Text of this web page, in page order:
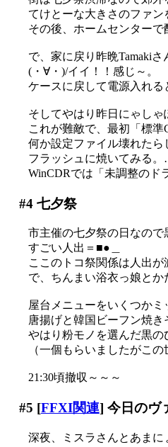
てけとーな大きさのファン
その後、ホームセンターで
で、家に戻り昨晩Tamaki
(・∀・)/イイ！！感じ～。
ケースに戻して電源入れる
そしてやはり昨日にゃしゃ
これが難敵で、最初「標
何か設定ファイル壊れたら
フラッシュに焼いてみる
WinCDRでは「未調整のド
#4七夕祭
市主催の七夕祭の日なので
すごい人出＝■●＿
ここのトコ祭関係は人出が
で、ちんまい浴衣っ娘とか
屋台メニューをいくつか
唐揚げと韓国ビーフン焼き
やはり粉モノを選んだ黒
（一個もらいましたがこ
21:30頃撤収～～～
#5 [FFXI関連] 今日のヴ
深夜、ミスラさんとあまに